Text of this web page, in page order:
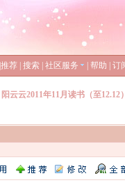
推荐 搜索 社区服务 帮助 订
阳云云2011年11月读书（至12.12